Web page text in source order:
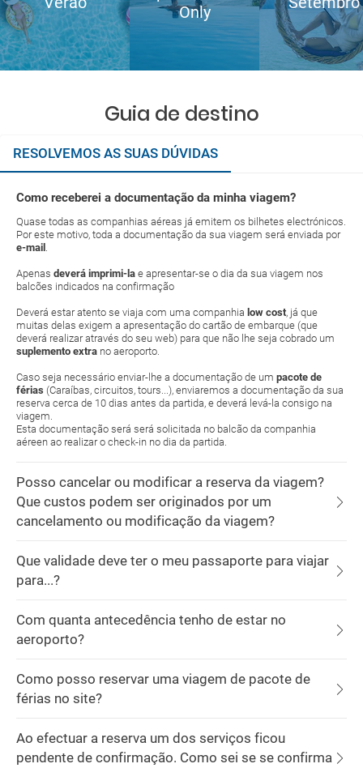
Only
Guia de destino
RESOLVEMOS AS SUAS DÚVIDAS
Como receberei a documentação da minha viagem?
Quase todas as companhias aéreas já emitem os bilhetes electrónicos.
Por este motivo, toda a documentação da sua viagem será enviada por
e-mail .
Apenas deverá imprimi-la e apresentar-se o dia da sua viagem nos
balcões indicados na confirmação
Deverá estar atento se viaja com uma companhia low cost, já que
muitas delas exigem a apresentação do cartão de embarque (que
deverá realizar através do seu web) para que não lhe seja cobrado um
suplemento extra no aeroporto.
Caso seja necessário enviar-lhe a documentação de um pacote de
férias (Caraíbas, circuitos, tours...), enviaremos a documentação da sua
reserva cerca de 10 dias antes da partida, e deverá levá-la consigo na
viagem.
Esta documentação será será solicitada no balcão da companhia
aéreen ao realizar o check-in no dia da partida.
Posso cancelar ou modificar a reserva da viagem?
Que custos podem ser originados por um
cancelamento ou modificação da viagem?
Que validade deve ter o meu passaporte para viajar
para...?
Com quanta antecedência tenho de estar no
aeroporto?
Como posso reservar uma viagem de pacote de
férias no site?
Ao efectuar a reserva um dos serviços ficou
pendente de confirmação. Como sei se se confirma